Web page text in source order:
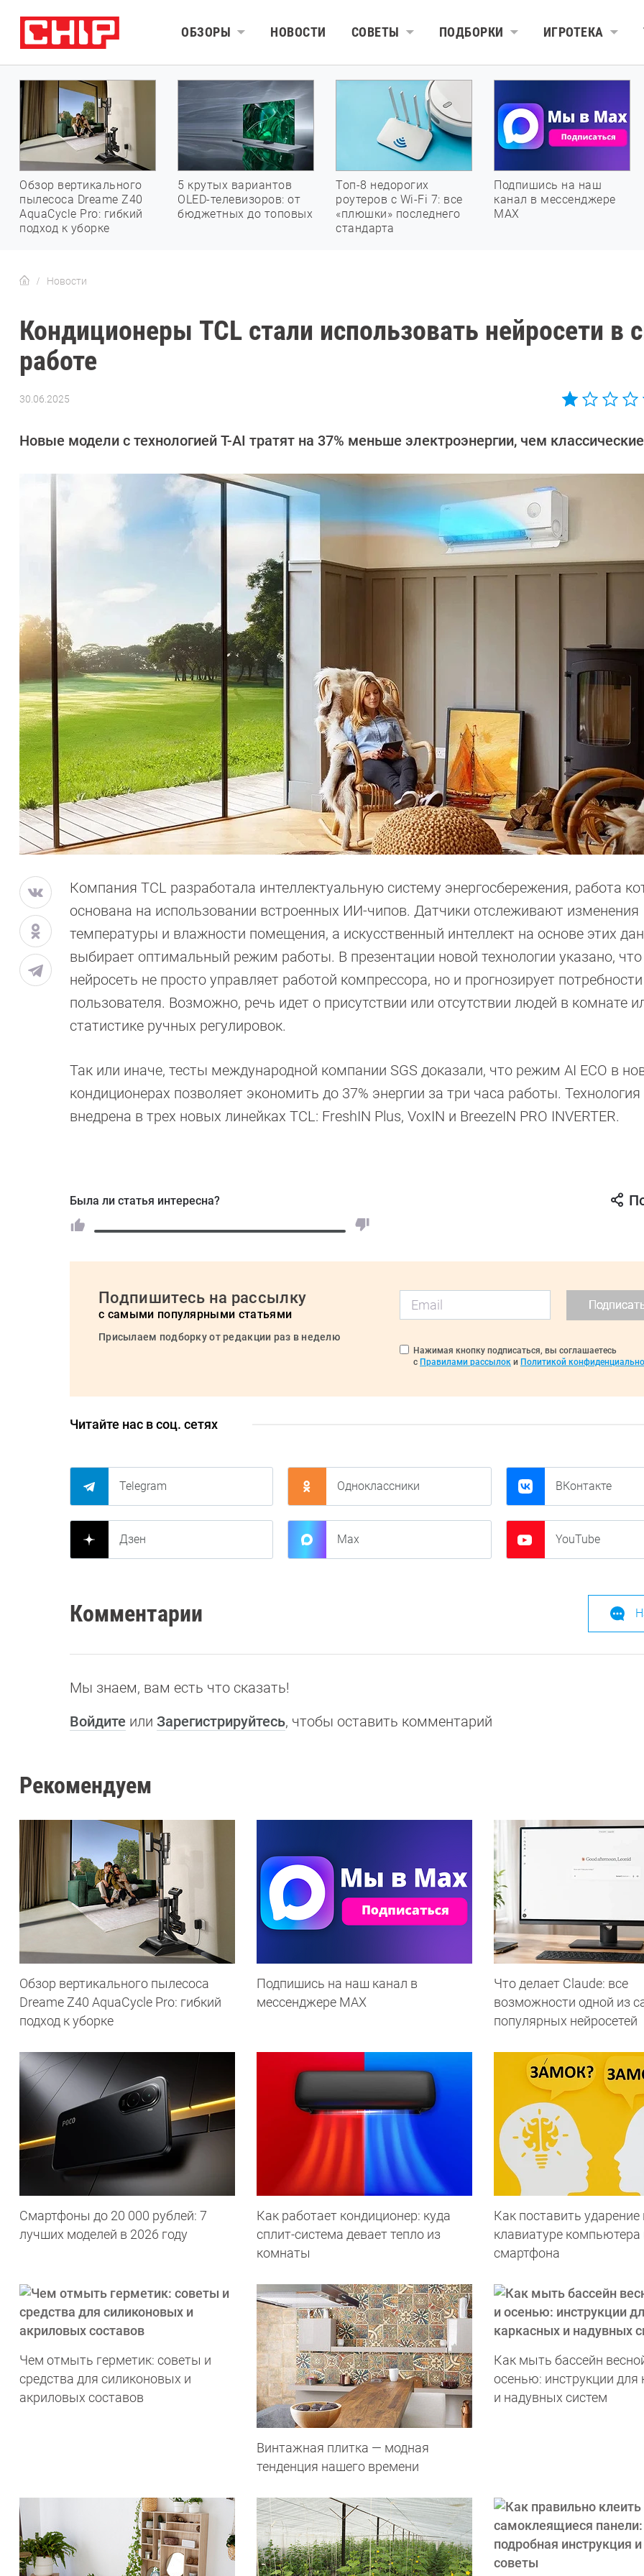
ОБЗОРЫ НОВОСТИ СОВЕТЫ ПОДБОРКИ ИГРОТЕКА
Обзор вертикального
пылесоса Dreame Z40
AquaCycle Pro: гибкий
подход к уборке
5 крутых вариантов
OLED-телевизоров: от
бюджетных до топовых
Топ-8 недорогих
роутеров с Wi-Fi 7: все
«плюшки» последнего
стандарта
Подпишись на наш
канал в мессенджере
МАХ
Новости
Кондиционеры TCL стали использовать нейросети в
работе
30.06.2025
Новые модели с технологией T-AI тратят на 37% меньше электроэнергии, чем
Компания TCL разработала интеллектуальную систему энергосбережения, работа
основана на использовании встроенных ИИ-чипов. Датчики отслеживают изменения
температуры и влажности помещения, а искусственный интеллект на основе этих
выбирает оптимальный режим работы. В презентации новой технологии указано, что
нейросеть не просто управляет работой компрессора, но и прогнозирует потребности
пользователя. Возможно, речь идет о присутствии или отсутствии людей в комнате
статистике ручных регулировок.
Так или иначе, тесты международной компании SGS доказали, что режим AI ECO в
кондиционерах позволяет экономить до 37% энергии за три часа работы. Технология
внедрена в трех новых линейках TCL: FreshIN Plus, VoxIN и BreezeIN PRO INVERTER.
Была ли статья интересна?
Подпишитесь на рассылку
с самыми популярными статьями
Присылаем подборку от редакции раз в неделю
Нажимая кнопку подписаться, вы соглашаетесь
с Правилами рассылок и Политикой
Читайте нас в соц. сетях
Telegram Одноклассники ВКонтакте
Дзен Max YouTube
Комментарии
Мы знаем, вам есть что сказать!
Войдите или Зарегистрируйтесь, чтобы оставить комментарий
Рекомендуем
Обзор вертикального пылесоса
Dreame Z40 AquaCycle Pro: гибкий
подход к уборке
Подпишись на наш канал в
мессенджере МАХ
Что делает Сlaude: все
возможности одной из
популярных нейросетей
Смартфоны до 20 000 рублей: 7
лучших моделей в 2026 году
Как работает кондиционер: куда
сплит-система девает тепло из
комнаты
Как поставить ударение
клавиатуре компьютера
смартфона
Чем отмыть герметик: советы и
средства для силиконовых и
акриловых составов
Винтажная плитка — модная
тенденция нашего времени
Как мыть бассейн
осенью: инструкции для
и надувных систем